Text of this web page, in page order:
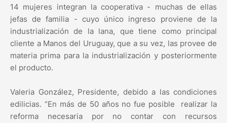
14 mujeres integran la cooperativa - muchas de ellas
jefas de familia - cuyo único ingreso proviene de la
industrialización de la lana, que tiene como principal
cliente a Manos del Uruguay, que a su vez, las provee de
materia prima para la industrialización y posteriormente
el producto.
Valeria González, Presidente, debido a las condiciones
edilicias. “En más de 50 años no fue posible realizar la
reforma necesaria por no contar con recursos